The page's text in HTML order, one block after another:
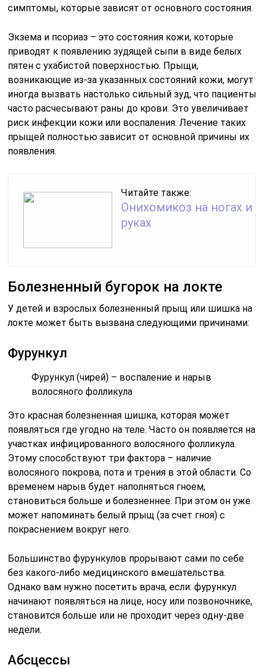
симптомы, которые зависят от основного состояния.
Экзема и псориаз – это состояния кожи, которые
приводят к появлению зудящей сыпи в виде белых
пятен с ухабистой поверхностью. Прыщи,
возникающие из-за указанных состояний кожи, могут
иногда вызвать настолько сильный зуд, что пациенты
часто расчесывают раны до крови. Это увеличивает
риск инфекции кожи или воспаления. Лечение таких
прыщей полностью зависит от основной причины их
появления.
Читайте также:
Онихомикоз на ногах и
руках
Болезненный бугорок на локте
У детей и взрослых болезненный прыщ или шишка на
локте может быть вызвана следующими причинами:
Фурункул
Фурункул (чирей) – воспаление и нарыв
волосяного фолликула
Это красная болезненная шишка, которая может
появляться где угодно на теле. Часто он появляется на
участках инфицированного волосяного фолликула.
Этому способствуют три фактора – наличие
волосяного покрова, пота и трения в этой области. Со
временем нарыв будет наполняться гноем,
становиться больше и болезненнее. При этом он уже
может напоминать белый прыщ (за счет гноя) с
покраснением вокруг него.
Большинство фурункулов прорывают сами по себе
без какого-либо медицинского вмешательства.
Однако вам нужно посетить врача, если: фурункул
начинают появляться на лице, носу или позвоночнике,
становится больше или не проходит через одну-две
недели.
Абсцессы